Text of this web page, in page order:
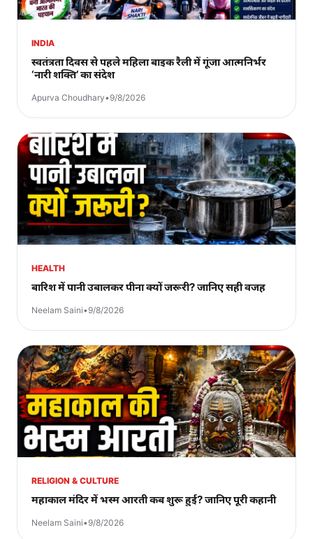
INDIA
स्वतंत्रता दिवस से पहले महिला बाइक रैली में गूंजा आत्मनिर्भर
‘नारी शक्ति’ का संदेश
Apurva Choudhary•9/8/2026
HEALTH
बारिश में पानी उबालकर पीना क्यों जरूरी? जानिए सही वजह
Neelam Saini•9/8/2026
RELIGION & CULTURE
महाकाल मंदिर में भस्म आरती कब शुरू हुई? जानिए पूरी कहानी
Neelam Saini•9/8/2026